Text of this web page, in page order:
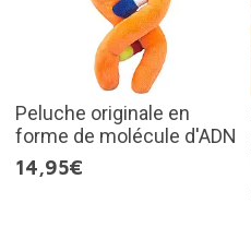
Peluche originale en
forme de molécule d'ADN
14,95€